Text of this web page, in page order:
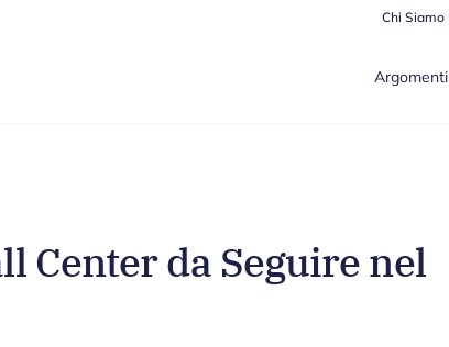
Chi Siamo
Argomenti
Center da Seguire nel